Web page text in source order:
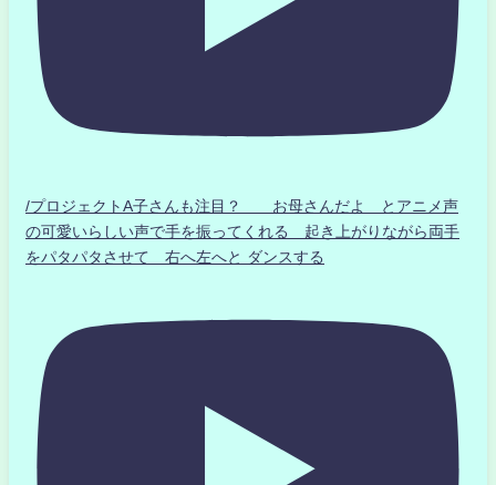
/プロジェクトA子さんも注目？ お母さんだよ とアニメ声
の可愛いらしい声で手を振ってくれる 起き上がりながら両手
をパタパタさせて 右へ左へと ダンスする